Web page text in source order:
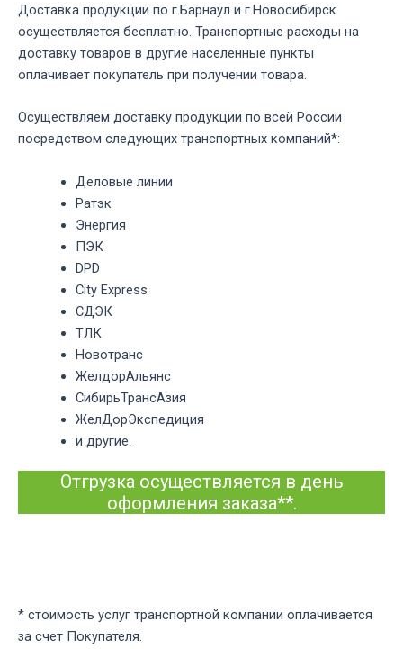
Доставка продукции по г.Барнаул и г.Новосибирск
осуществляется бесплатно. Транспортные расходы на
доставку товаров в другие населенные пункты
оплачивает покупатель при получении товара.
Осуществляем доставку продукции по всей России
посредством следующих транспортных компаний*:
Деловые линии
Ратэк
Энергия
ПЭК
DPD
City Express
СДЭК
ТЛК
Новотранс
ЖелдорАльянс
СибирьТрансАзия
ЖелДорЭкспедиция
и другие.
Отгрузка осуществляется в день
оформления заказа**.
* стоимость услуг транспортной компании оплачивается
за счет Покупателя.